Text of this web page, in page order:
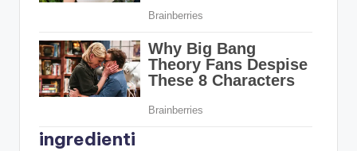
ingredienti